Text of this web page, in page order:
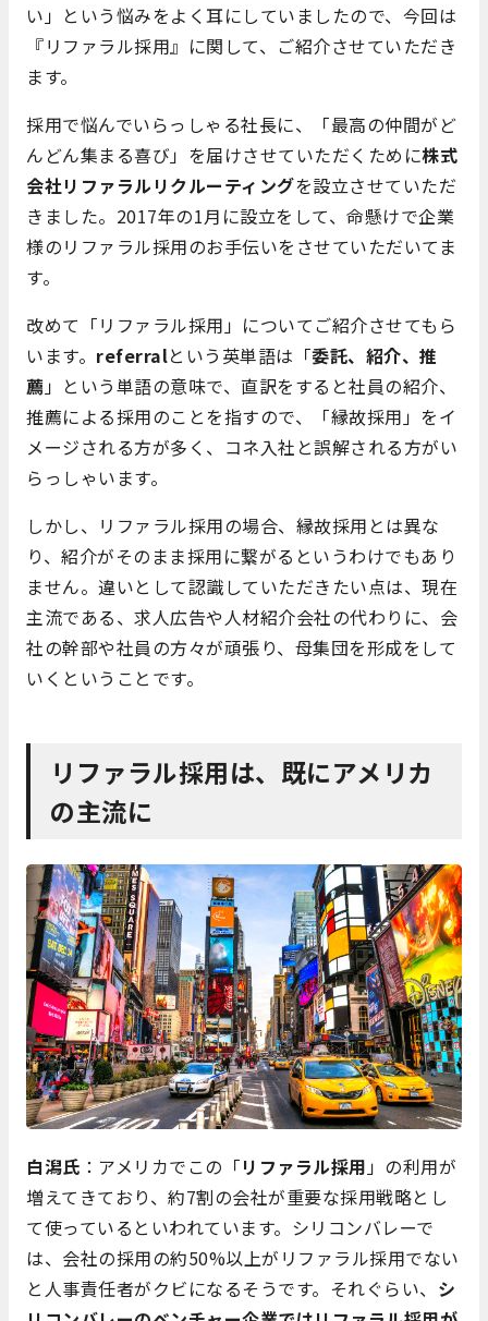
い」という悩みをよく耳にしていましたので、今回は
『リファラル採用』に関して、ご紹介させていただき
ます。
採用で悩んでいらっしゃる社長に、「最高の仲間がど
んどん集まる喜び」を届けさせていただくために株式
会社リファラルリクルーティングを設立させていただ
きました。2017年の1月に設立をして、命懸けで企業
様のリファラル採用のお手伝いをさせていただいてま
す。
改めて「リファラル採用」についてご紹介させてもら
います。 referralという英単語は「委託、紹介、推
薦 」という単語の意味で、直訳をすると社員の紹介、
推薦による採用のことを指すので、「縁故採用」をイ
メージされる方が多く、コネ入社と誤解される方がい
らっしゃいます。
しかし、リファラル採用の場合、縁故採用とは異な
り、紹介がそのまま採用に繋がるというわけでもあり
ません。違いとして認識していただきたい点は、現在
主流である、求人広告や人材紹介会社の代わりに、会
社の幹部や社員の方々が頑張り、母集団を形成をして
いくということです。
リファラル採用は、既にアメリカ
の主流に
白潟氏 ：アメリカでこの「リファラル採用」の利用が
増えてきており、約7割の会社が重要な採用戦略とし
て使っているといわれています。シリコンバレーで
は、会社の採用の約50%以上がリファラル採用でない
と人事責任者がクビになるそうです。それぐらい、 シ